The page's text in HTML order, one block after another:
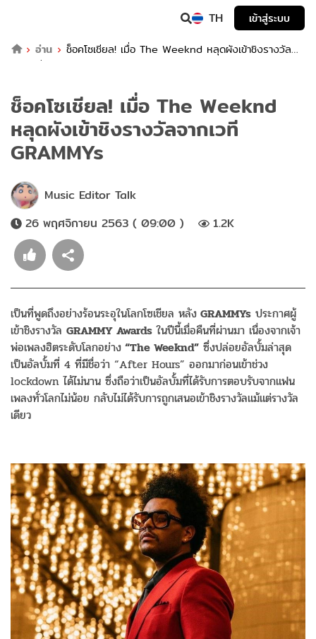
TH
เข้าสู่ระบบ
อ่าน
ช็อคโซเชียล! เมื่อ The Weeknd หลุดผังเข้าชิงรางวัล
จากเวที GRAMMYs
ช็อคโซเชียล! เมื่อ The Weeknd
หลุดผังเข้าชิงรางวัลจากเวที
GRAMMYs
Music Editor Talk
26 พฤศจิกายน 2563 ( 09:00 )
1.2K
เป็นที่พูดถึงอย่างร้อนระอุในโลกโซเชียล หลัง GRAMMYs ประกาศผู้
เข้าชิงรางวัล GRAMMY Awards ในปีนี้เมื่อคืนที่ผ่านมา เนื่องจากเจ้า
พ่อเพลงฮิตระดับโลกอย่าง “The Weeknd” ซึ่งปล่อยอัลบั้มล่าสุด
เป็นอัลบั้มที่ 4 ที่มีชื่อว่า “After Hours” ออกมาก่อนเข้าช่วง
lockdown ได้ไม่นาน ซึ่งถือว่าเป็นอัลบั้มที่ได้รับการตอบรับจากแฟน
เพลงทั่วโลกไม่น้อย กลับไม่ได้รับการถูกเสนอเข้าชิงรางวัลแม้แต่รางวัล
เดียว